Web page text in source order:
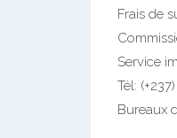
Frais de
Service
Tél:
Bureaux